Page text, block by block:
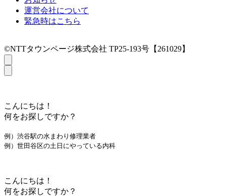
運営会社について
緊急時はこちら
©NTTタウンページ株式会社 TP25-193号【261029】
こんにちは！
何をお探しですか？
例）渋谷駅の水まわり修理業者
例）世田谷区の土日にやっている内科
こんにちは！
何をお探しですか？